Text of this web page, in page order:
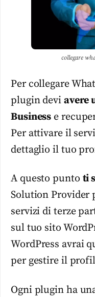
collegare
Per collegare
plugin devi avere
Business e
Per attivare il
dettaglio il tuo
A questo punto ti
Solution Provider
servizi di terze
sul tuo sito
WordPress avrai
per gestire il
Ogni plugin ha